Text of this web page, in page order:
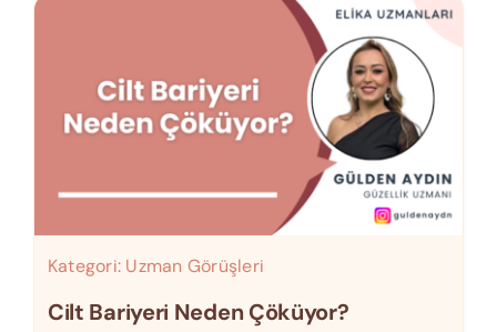
Kategori: Uzman Görüşleri
Cilt Bariyeri Neden Çöküyor?